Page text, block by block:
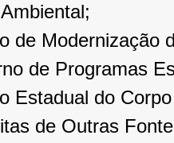
de Modernização
de Programas
Estadual do
de Outras